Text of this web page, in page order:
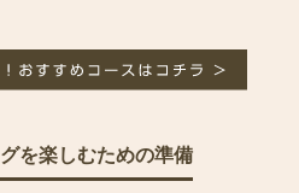
を楽しむための準備